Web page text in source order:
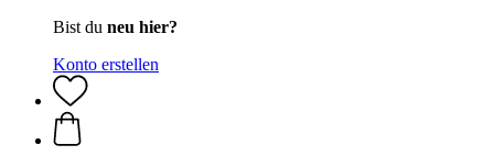
Bist du neu hier?
Konto erstellen